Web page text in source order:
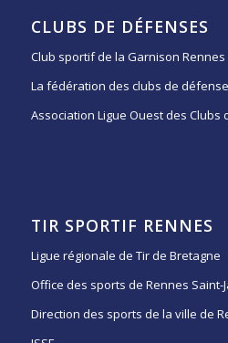
CLUBS DE DÉFENSES
Club sportif de la Garnison Rennes
La fédération des clubs de
Association Ligue Ouest des Clubs
TIR SPORTIF RENNES
Ligue régionale de Tir de Bretagne
Office des sports de Rennes Saint-
Direction des sports de la ville de